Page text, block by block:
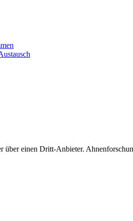
einen Dritt-Anbieter.